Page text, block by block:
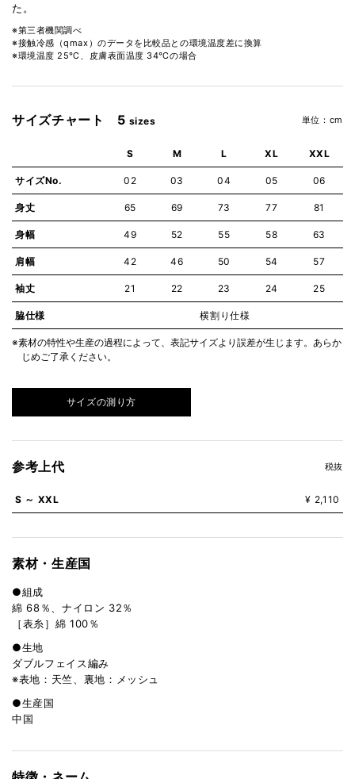
た。
※第三者機関調べ
※接触冷感（qmax）のデータを比較品との環境温度差に換算
※環境温度 25℃、皮膚表面温度 34℃の場合
サイズチャート 5 sizes 単位：cm
S M L XL XXL
サイズNo. 02 03 04 05 06
身丈 65 69 73 77 81
身幅 49 52 55 58 63
肩幅 42 46 50 54 57
袖丈 21 22 23 24 25
脇仕様 横割り仕様
※素材の特性や生産の過程によって、表記サイズより誤差が生じます。あらか
じめご了承ください。
サイズの測り方
参考上代 税抜
S ～ XXL ¥ 2,110
素材・生産国
●組成
綿 68％、ナイロン 32％
［表糸］綿 100％
●生地
ダブルフェイス編み
※表地：天竺、裏地：メッシュ
●生産国
中国